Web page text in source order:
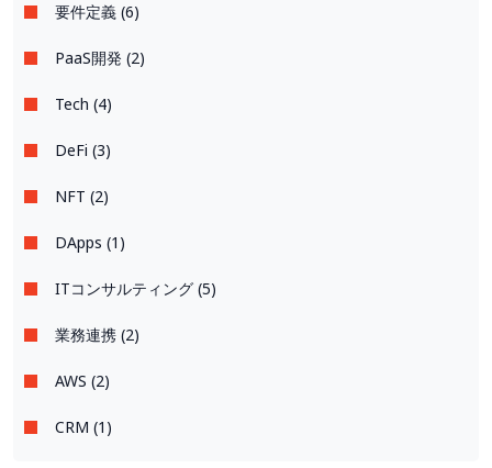
要件定義 (6)
PaaS開発 (2)
Tech (4)
DeFi (3)
NFT (2)
DApps (1)
ITコンサルティング (5)
業務連携 (2)
AWS (2)
CRM (1)